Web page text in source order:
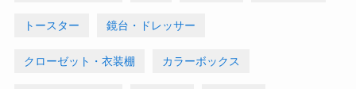
トースター 鏡台・ドレッサー
クローゼット・衣装棚 カラーボックス